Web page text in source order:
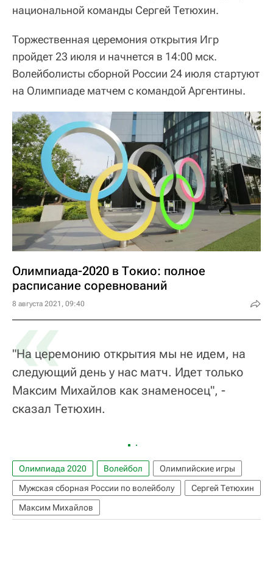
национальной команды Сергей Тетюхин.
Торжественная церемония открытия Игр
пройдет 23 июля и начнется в 14:00 мск.
Волейболисты сборной России 24 июля стартуют
на Олимпиаде матчем с командой Аргентины.
Олимпиада-2020 в Токио: полное
расписание соревнований
8 августа 2021, 09:40
«
"На церемонию открытия мы не идем, на
следующий день у нас матч. Идет только
Максим Михайлов как знаменосец", -
сказал Тетюхин.
Олимпиада 2020 Волейбол
Олимпийские игры
Мужская сборная России по волейболу
Сергей Тетюхин
Максим Михайлов